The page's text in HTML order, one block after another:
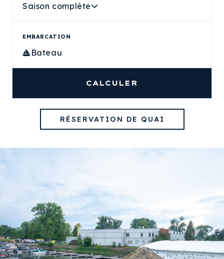
Saison complète
EMBARCATION
Bateau
CALCULER
RÉSERVATION DE QUAI